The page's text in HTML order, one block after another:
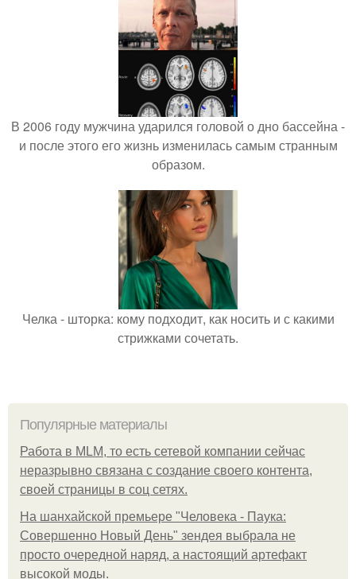
В 2006 году мужчина ударился головой о дно бассейна -
и после этого его жизнь изменилась самым странным
образом.
Челка - шторка: кому подходит, как носить и с какими
стрижками сочетать.
Популярные материалы
Работа в MLM, то есть сетевой компании сейчас
неразрывно связана с создание своего контента,
своей страницы в соц сетях.
На шанхайской премьере "Человека - Паука:
Совершенно Новый День" зендея выбрала не
просто очередной наряд, а настоящий артефакт
высокой моды.